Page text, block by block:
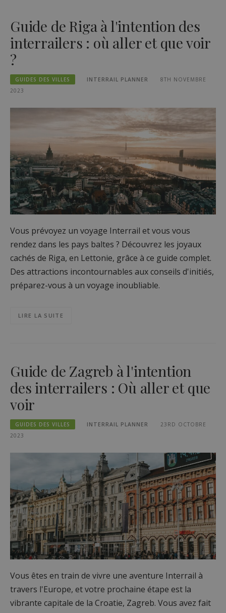
Guide de Riga à l'intention des
interrailers : où aller et que voir
?
GUIDES DES VILLES INTERRAIL PLANNER
8TH NOVEMBRE
2023
Vous prévoyez un voyage Interrail et vous vous
rendez dans les pays baltes ? Découvrez les joyaux
cachés de Riga, en Lettonie, grâce à ce guide complet.
Des attractions incontournables aux conseils d'initiés,
préparez-vous à un voyage inoubliable.
LIRE LA SUITE
Guide de Zagreb à l'intention
des interrailers : Où aller et que
voir
GUIDES DES VILLES INTERRAIL PLANNER
23RD OCTOBRE
2023
Vous êtes en train de vivre une aventure Interrail à
travers l'Europe, et votre prochaine étape est la
vibrante capitale de la Croatie, Zagreb. Vous avez fait